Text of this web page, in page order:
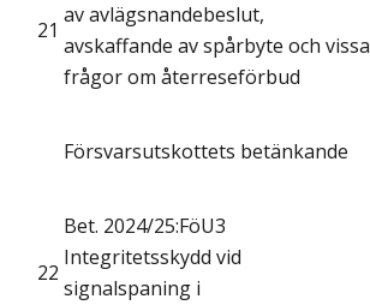
21
av avlägsnandebeslut,
avskaffande av spårbyte och vissa
frågor om återreseförbud
Försvarsutskottets betänkande
22
Bet. 2024/25:FöU3
Integritetsskydd vid
signalspaning i